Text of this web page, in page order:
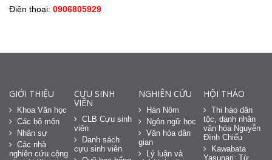
Điện thoại: 0906805929
GIỚI THIỆU
Khoa Văn học
Các bộ môn
Nhân sự
Các nhà
nghiên cứu cộng
CỰU SINH
VIÊN
CLB Cựu sinh
viên
Danh sách
cựu sinh viên
NGHIÊN CỨU
Hán Nôm
Ngôn ngữ học
Văn hóa dân
gian
Lý luận và
HỘI THẢO
Thi hào dân
tộc, danh nhân
văn hóa Nguyễn
Đình Chiểu
Kawabata
Yasunari: Từ